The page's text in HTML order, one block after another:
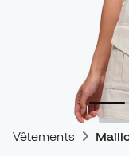
Vêtements